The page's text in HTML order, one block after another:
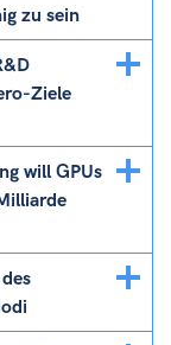
zu sein
Ziele
will GPUs